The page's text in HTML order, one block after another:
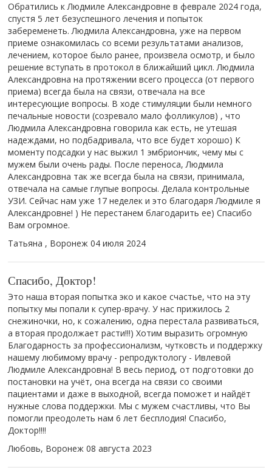
Обратились к Людмиле Александровне в феврале 2024 года,
спустя 5 лет безуспешного лечения и попыток
забеременеть. Людмила Александровна, уже на первом
приеме ознакомилась со всеми результатами анализов,
лечением, которое было ранее, произвела осмотр, и было
решение вступать в протокол в ближайший цикл. Людмила
Александровна на протяжении всего процесса (от первого
приема) всегда была на связи, отвечала на все
интересующие вопросы. В ходе стимуляции были немного
печальные новости (созревало мало фолликулов) , что
Людмила Александровна говорила как есть, не утешая
надеждами, но подбадривала, что все будет хорошо) К
моменту подсадки у нас выжил 1 эмбриончик, чему мы с
мужем были очень рады. После переноса, Людмила
Александровна так же всегда была на связи, принимала,
отвечала на самые глупые вопросы. Делала контрольные
УЗИ. Сейчас нам уже 17 неделек и это благодаря Людмиле я
Александровне! ) Не перестанем благодарить ее) Спасибо
Вам огромное.
Татьяна , Воронеж04 июля 2024
Спасибо, Доктор!
Это наша вторая попытка эко и какое счастье, что на эту
попытку мы попали к супер-врачу. У нас прижилось 2
снежиночки, но, к сожалению, одна перестала развиваться,
а вторая продолжает расти!!!) Хотим выразить огромную
Благодарность за профессионализм, чутковсть и поддержку
нашему любимому врачу - репродуктологу - Ивлевой
Людмиле Александровна! В весь период, от подготовки до
постановки на учёт, она всегда на связи со своими
пациентами и даже в выходной, всегда поможет и найдёт
нужные слова поддержки. Мы с мужем счастливы, что Вы
помогли преодолеть нам 6 лет бесплодия! Спасибо,
Доктор!!!!
Любовь, Воронеж08 августа 2023